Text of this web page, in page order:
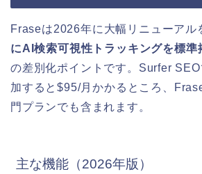
Fraseは2026年に大幅リニューアル
にAI検索可視性トラッキングを標準
の差別化ポイントです。Surfer
加すると$95/月かかるところ、
門プランでも含まれます。
主な機能（2026年版）